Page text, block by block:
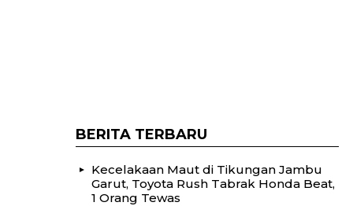
BERITA TERBARU
Kecelakaan Maut di Tikungan Jambu
Garut, Toyota Rush Tabrak Honda Beat,
1 Orang Tewas